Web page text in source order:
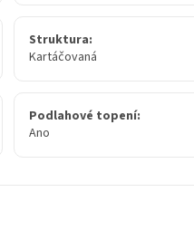
Struktura:
Kartáčovaná
Podlahové topení:
Ano